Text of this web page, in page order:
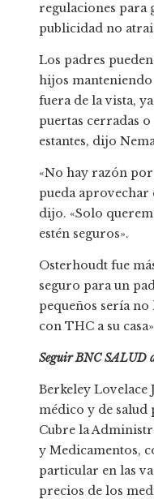
regulaciones para
publicidad no
Los padres
hijos
fuera de la vista,
puertas cerradas
estantes, dijo
«No hay razón
pueda aprovechar
dijo. «Solo
estén seguros».
Osterhoudt fue
seguro para un
pequeños sería
con THC a su
SeguirBNC SALUD
Berkeley Lovelace
médico y de salud
Cubre la
y Medicamentos,
particular en las
precios de los